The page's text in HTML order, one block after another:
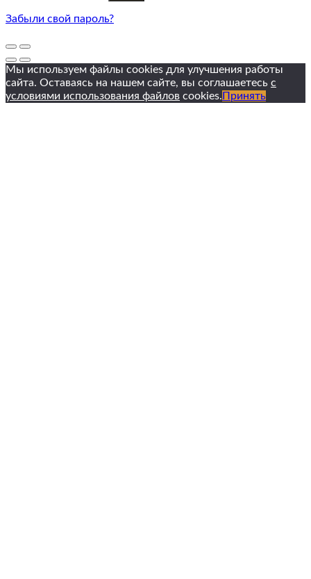
Забыли свой пароль?
Мы используем файлы cookies для улучшения работы
сайта. Оставаясь на нашем сайте, вы соглашаетесь с
условиями использования файлов cookies. Принять